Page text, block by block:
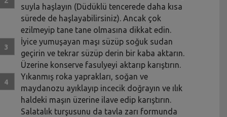
suyla haşlayın (Düdüklü tencerede daha kısa
sürede de haşlayabilirsiniz). Ancak çok
ezilmeyip tane tane olmasına dikkat edin.
İyice yumuşayan maşı süzüp soğuk sudan
geçirin ve tekrar süzüp derin bir kaba aktarın.
Üzerine konserve fasulyeyi aktarıp karıştırın.
Yıkanmış roka yaprakları, soğan ve
maydanozu ayıklayıp incecik doğrayın ve ılık
haldeki maşın üzerine ilave edip karıştırın.
Salatalık turşusunu da tavla zarı formunda